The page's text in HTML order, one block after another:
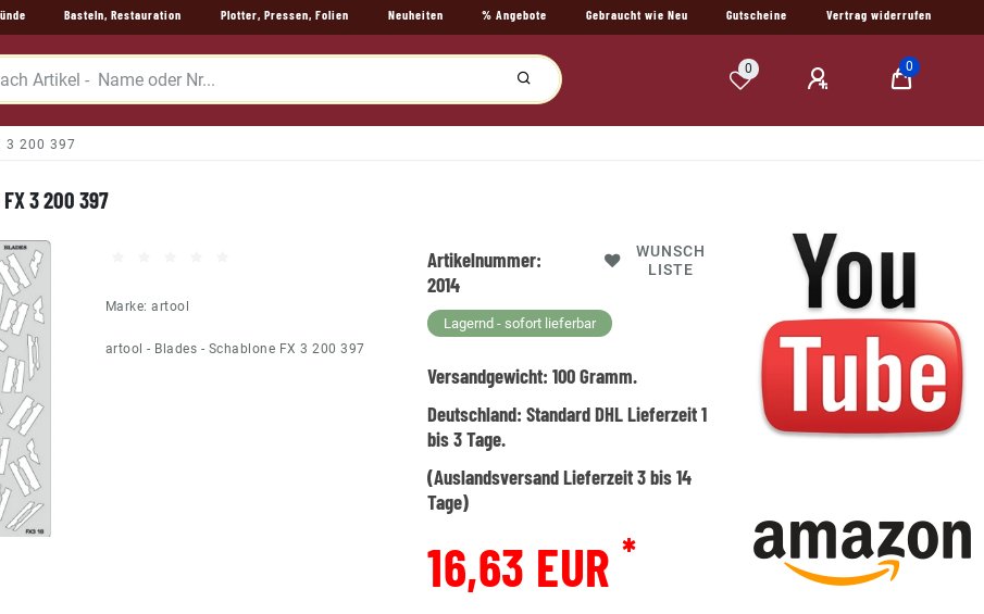
Basteln, Restauration Plotter, Pressen, Folien Neuheiten % Angebote Gebraucht wie Neu Gutscheine Vertrag widerrufen
0 0
3 200 397
3 200 397
Marke:artool
artool - Blades - Schablone FX 3 200 397
Artikelnummer:
2014
WUNSCH
LISTE
Lagernd - sofort lieferbar
Versandgewicht:100Gramm.
Deutschland:Standard DHL Lieferzeit 1
bis 3 Tage.
(Auslandsversand Lieferzeit 3 bis 14
Tage)
16,63 EUR*